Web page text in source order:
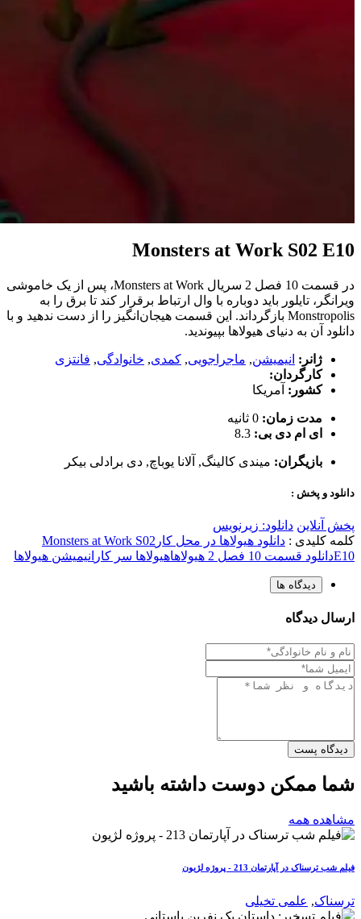
Monsters at Work S02 E10
در قسمت 10 فصل 2 سریال Monsters at Work، پس از یک خاموشی
ویرانگر، تایلور باید دوباره با وال ارتباط برقرار کند تا برق را به
Monstropolis بازگرداند. این قسمت هیجان‌انگیز را از دست ندهید و با
دانلود آن به دنیای هیولاها بپیوندید.
ژانر: انیمیشن, ماجراجویی, کمدی, خانوادگی, فانتزی
کارگردان:
کشور: آمریکا
مدت زمان: 0 ثانیه
ای ام دی بی: 8.3
بازیگران: میندی کالینگ, آلانا یوباچ, دی برادلی بیکر
دانلود و پخش :
پخش آنلاین دانلود: زیرنویس
کلمه کلیدی : دانلود هیولاها در محل کار Monsters at Work S02
E10دانلود قسمت 10 فصل 2 هیولاها هیولاها سر کار انیمیشن هیولاها
دیدگاه ها
ارسال دیدگاه
دیدگاه پست
شما ممکن دوست داشته باشید
مشاهده همه
فیلم شب ترسناک در آپارتمان 213 - پروژه لژیون
ترسناک, علمی تخیلی